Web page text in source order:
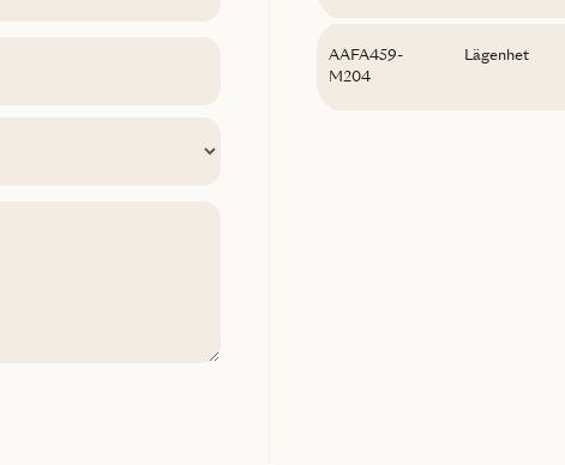
AAFA459-
M204
Lägenhet